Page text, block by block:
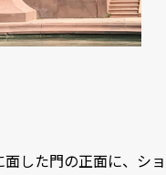
した門の正面に、ショ